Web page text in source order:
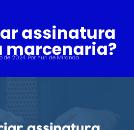
assinatura
marcenaria?
de 2024. PorYuri de Miranda